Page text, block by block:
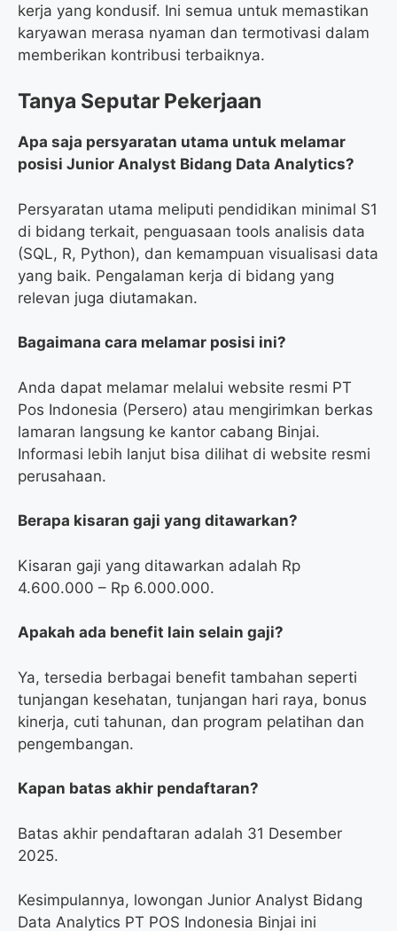
kerja yang kondusif. Ini semua untuk memastikan
karyawan merasa nyaman dan termotivasi dalam
memberikan kontribusi terbaiknya.
Tanya Seputar Pekerjaan
Apa saja persyaratan utama untuk melamar
posisi Junior Analyst Bidang Data Analytics?
Persyaratan utama meliputi pendidikan minimal S1
di bidang terkait, penguasaan tools analisis data
(SQL, R, Python), dan kemampuan visualisasi data
yang baik. Pengalaman kerja di bidang yang
relevan juga diutamakan.
Bagaimana cara melamar posisi ini?
Anda dapat melamar melalui website resmi PT
Pos Indonesia (Persero) atau mengirimkan berkas
lamaran langsung ke kantor cabang Binjai.
Informasi lebih lanjut bisa dilihat di website resmi
perusahaan.
Berapa kisaran gaji yang ditawarkan?
Kisaran gaji yang ditawarkan adalah Rp
4.600.000 – Rp 6.000.000.
Apakah ada benefit lain selain gaji?
Ya, tersedia berbagai benefit tambahan seperti
tunjangan kesehatan, tunjangan hari raya, bonus
kinerja, cuti tahunan, dan program pelatihan dan
pengembangan.
Kapan batas akhir pendaftaran?
Batas akhir pendaftaran adalah 31 Desember
2025.
Kesimpulannya, lowongan Junior Analyst Bidang
Data Analytics PT POS Indonesia Binjai ini